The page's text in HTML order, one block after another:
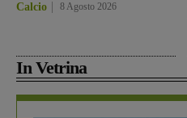
Calcio 8 Agosto 2026
In Vetrina